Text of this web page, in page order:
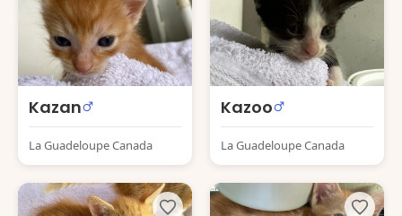
Kazan
La Guadeloupe Canada
Kazoo
La Guadeloupe Canada